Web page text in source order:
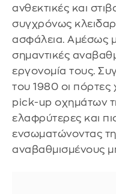
ανθεκτικές και
συγχρόνως
ασφάλεια. Αμέσως
σημαντικές
εργονομία τους.
του 1980 οι
pick-up οχημάτων
ελαφρύτερες και
ενσωματώνοντας
αναβαθμισμένους